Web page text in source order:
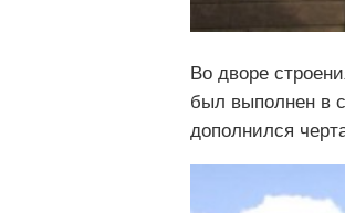
Во дворе
был выполнен в
дополнился